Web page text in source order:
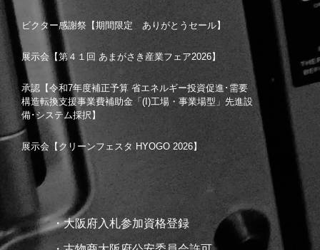
ビクター感謝祭【期間限定 ありがとうセール】
展示会【第４１回 あまがさき産業フェア2026】
承認【令和7年度補正予算 省エネルギー投資促進･需要
構造転換支援事業費補助金「(I)工場・事業場型」先進設
備･システム採択】
展示会【クリーンフェスタ HYOGO 2026】
・大阪府入札参加資格登録